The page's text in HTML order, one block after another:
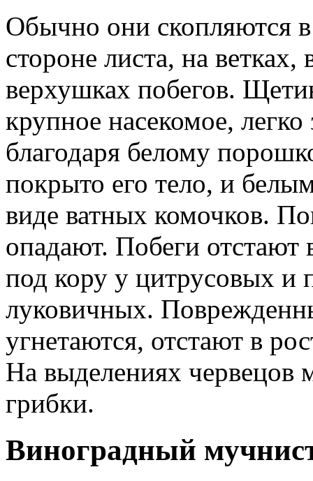
Обычно они скопляются
стороне листа, на
верхушках побегов.
крупное насекомое,
благодаря белому
покрыто его тело, и
виде ватных комочков.
опадают. Побеги отстают
под кору у цитрусовых и
луковичных.
угнетаются, отстают в
На выделениях червецов
грибки.
Виноградный